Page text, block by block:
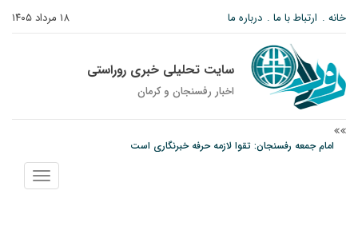
۱۸ مرداد ۱۴۰۵ خانه ارتباط با ما درباره ما
سایت تحلیلی خبری روراستی
اخبار رفسنجان و كرمان
امام جمعه رفسنجان: تقوا لازمه حرفه خبرنگاری است
پیش‌بینی هواشناسی برای استان کرمان؛ از وزش باد و گردوخاک تا رگبار و رعدوبرق
نمایش
منو